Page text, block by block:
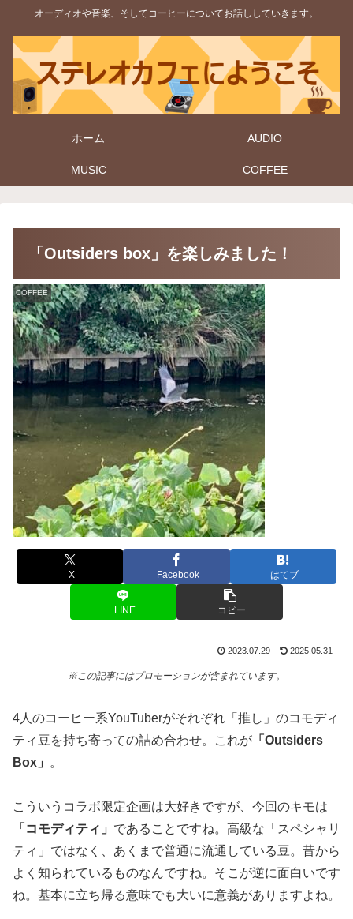
オーディオや音楽、そしてコーヒーについてお話ししていきます。
ホーム AUDIO
MUSIC COFFEE
「Outsiders box」を楽しみました！
COFFEE
X Facebook はてブ
LINE コピー
2023.07.29 2025.05.31
※この記事にはプロモーションが含まれています。
4人のコーヒー系YouTuberがそれぞれ「推し」のコモディ
ティ豆を持ち寄っての詰め合わせ。これが 「Outsiders
Box」
。
こういうコラボ限定企画は大好きですが、今回のキモは
「コモディティ」 であることですね。高級な「スペシャリ
ティ」ではなく、あくまで普通に流通している豆。昔から
よく知られているものなんですね。そこが逆に面白いです
ね。基本に立ち帰る意味でも大いに意義がありますよね。